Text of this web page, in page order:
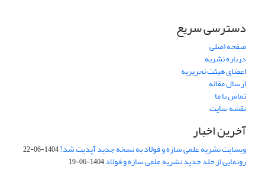
دسترسی سریع
صفحه اصلی
درباره نشریه
اعضای هیئت تحریریه
ارسال مقاله
تماس با ما
نقشه سایت
آخرین اخبار
وبسایت نشریه علمی سازه و فولاد به نسخه جدید آپدیت شد!1404-06-22
رونمایی از جلد جدید نشریه علمی سازه و فولاد1404-06-19